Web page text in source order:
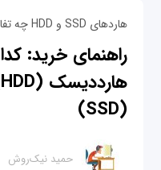
هاردهای SSD و HDD چه تفاوتی دارند
راهنمای خرید:
(SSD)
حمید نیک‌روش